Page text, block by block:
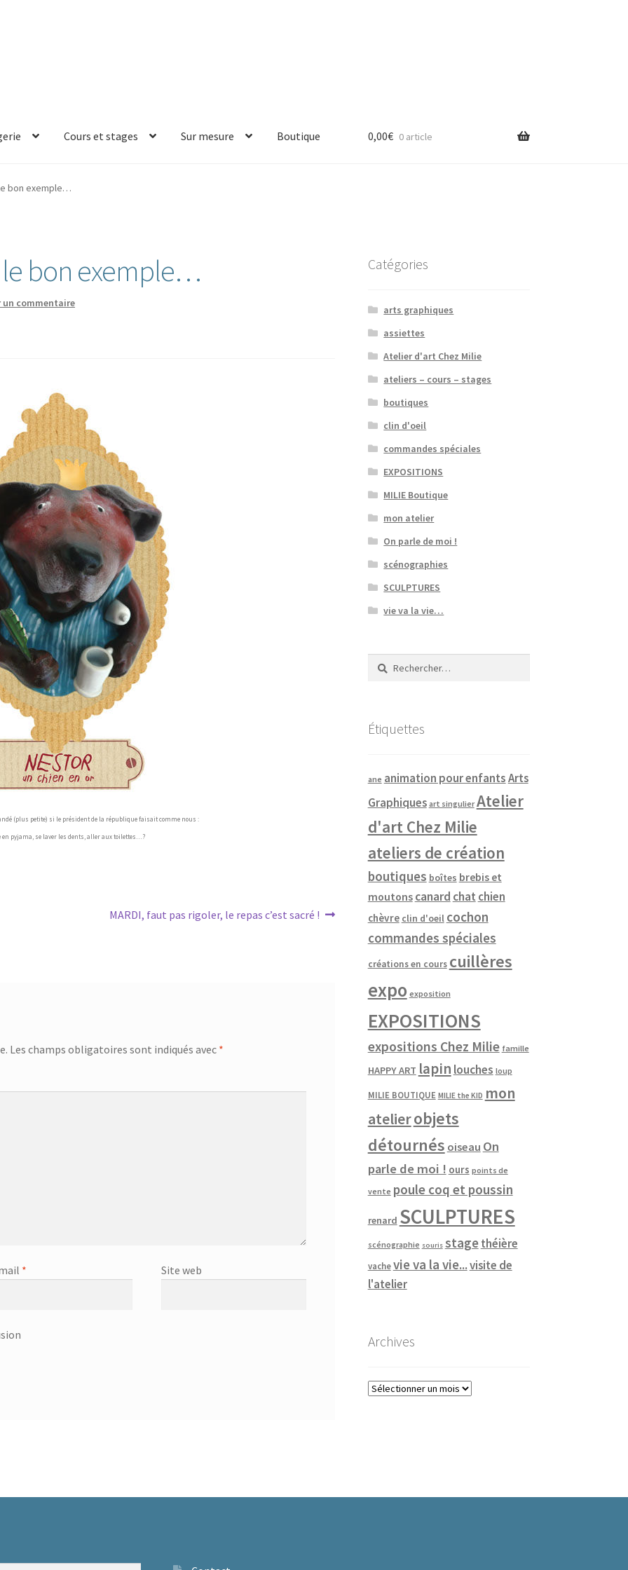
Cours et stages Sur mesure Boutique 0,00€ 0 article
bon exemple…
le bon exemple…
un commentaire
(plus petite) si le président de la république faisait comme nous :
en pyjama, se laver les dents, aller aux toilettes…?
Article
MARDI, faut pas rigoler, le repas c’est sacré !
Les champs obligatoires sont indiqués avec *
* Site web
Catégories
arts graphiques
assiettes
Atelier d'art Chez Milie
ateliers – cours – stages
boutiques
clin d'oeil
commandes spéciales
EXPOSITIONS
MILIE Boutique
mon atelier
On parle de moi !
scénographies
SCULPTURES
vie va la vie…
Rechercher :
Étiquettes
ane animation pour enfantsArts
Graphiques art singulier Atelier
d'art Chez Milie
ateliers de création
boutiques boîtes brebis et
moutons canard chat chien
chèvre clin d'oeil cochon
commandes spéciales
créations en cours cuillères
expo exposition
EXPOSITIONS
expositions Chez Milie famille
HAPPY ART lapin louches loup
MILIE BOUTIQUE MILIE the KID mon
atelierobjets
détournés oiseau On
parle de moi ! ours points de
vente poule coq et poussin
renard SCULPTURES
scénographie souris stagethéière
vache vie va la vie...visite de
l'atelier
Archives
Archives